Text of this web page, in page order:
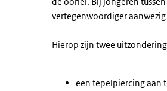
vertegenwoordiger aanwezig
Hierop zijn twee
een tepelpiercing aan